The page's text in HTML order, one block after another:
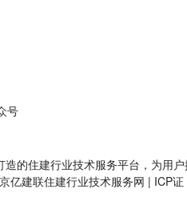
号
的住建行业技术服务平台，为用
亿建联住建行业技术服务网 | ICP证